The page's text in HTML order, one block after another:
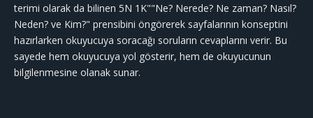
terimi olarak da bilinen 5N 1K""Ne? Nerede? Ne zaman? Nasıl?
Neden? ve Kim?" prensibini öngörerek sayfalarının konseptini
hazırlarken okuyucuya soracağı soruların cevaplarını verir. Bu
sayede hem okuyucuya yol gösterir, hem de okuyucunun
bilgilenmesine olanak sunar.